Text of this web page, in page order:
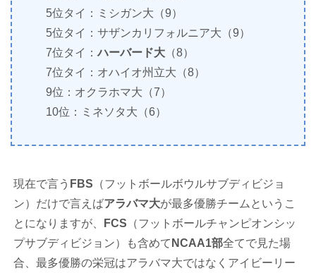
5位タイ：ミシガン大（9）
5位タイ：サザンカリフォルニア大（9）
7位タイ：ハーバード大 （8）
7位タイ：オハイオ州立大（8）
9位：オクラホマ大（7）
10位：ミネソタ大（6）
現在で言う FBS （フットボールボウルサブディビジョ
ン）だけで言えばアラバマ大が最多優勝チームというこ
とになりますが、
FCS （フットボールチャンピオンシッ
プサブディビジョン）も含めて NCAA1部全てで見た場
合、最多優勝の栄冠はアラバマ大ではなくアイビーリー